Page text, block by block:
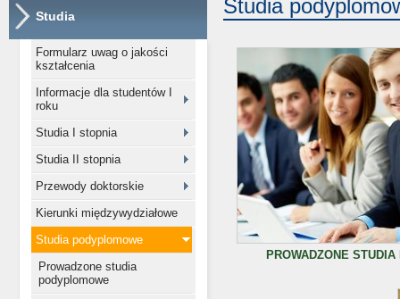
Studia
Formularz uwag o jakości
kształcenia
Informacje dla studentów I
roku
Studia I stopnia
Studia II stopnia
Przewody doktorskie
Kierunki międzywydziałowe
Studia podyplomowe
Prowadzone studia
podyplomowe
Studia
PROWADZONE